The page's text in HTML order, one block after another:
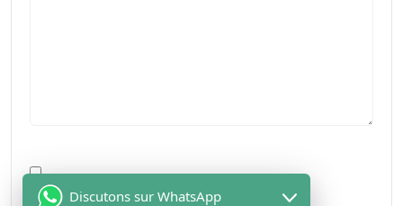
Prévenez-moi de tous les nouveaux
Discutons sur WhatsApp